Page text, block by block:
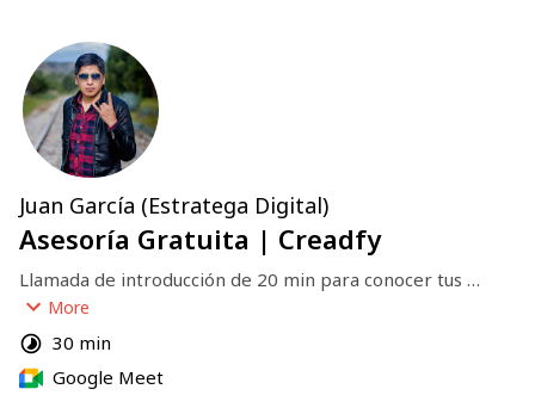
Juan García (Estratega Digital)
Asesoría Gratuita | Creadfy
Llamada de introducción de 20 min para conocer tus
necesidades y contarte de Creadfy
More
30 min
Google Meet